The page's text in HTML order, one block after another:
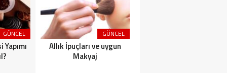
GÜNCEL GÜNCEL
Allık İpuçları ve uygun
Makyaj